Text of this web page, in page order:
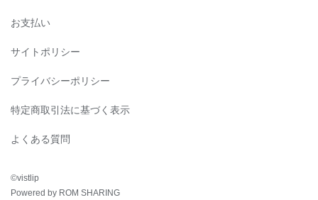
お支払い
サイトポリシー
プライバシーポリシー
特定商取引法に基づく表示
よくある質問
©︎vistlip
Powered by ROM SHARING